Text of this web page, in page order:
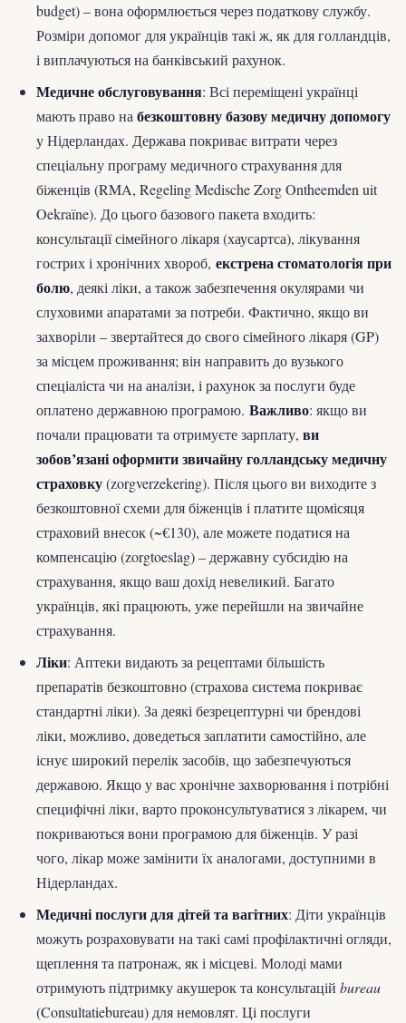
budget) – вона оформлюється через податкову службу.
Розміри допомог для українців такі ж, як для голландців,
і виплачуються на банківський рахунок.
Медичне обслуговування: Всі переміщені українці
мають право на безкоштовну базову медичну допомогу
у Нідерландах. Держава покриває витрати через
спеціальну програму медичного страхування для
біженців (RMA, Regeling Medische Zorg Ontheemden uit
Oekraïne). До цього базового пакета входить:
консультації сімейного лікаря (хаусартса), лікування
гострих і хронічних хвороб, екстрена стоматологія при
болю, деякі ліки, а також забезпечення окулярами чи
слуховими апаратами за потреби. Фактично, якщо ви
захворіли – звертайтеся до свого сімейного лікаря (GP)
за місцем проживання; він направить до вузького
спеціаліста чи на аналізи, і рахунок за послуги буде
оплатено державною програмою. Важливо: якщо ви
почали працювати та отримуєте зарплату, ви
зобов’язані оформити звичайну голландську медичну
страховку(zorgverzekering). Після цього ви виходите з
безкоштовної схеми для біженців і платите щомісяця
страховий внесок (~€130), але можете податися на
компенсацію (zorgtoeslag) – державну субсидію на
страхування, якщо ваш дохід невеликий. Багато
українців, які працюють, уже перейшли на звичайне
страхування.
Ліки: Аптеки видають за рецептами більшість
препаратів безкоштовно (страхова система покриває
стандартні ліки). За деякі безрецептурні чи брендові
ліки, можливо, доведеться заплатити самостійно, але
існує широкий перелік засобів, що забезпечуються
державою. Якщо у вас хронічне захворювання і потрібні
специфічні ліки, варто проконсультуватися з лікарем, чи
покриваються вони програмою для біженців. У разі
чого, лікар може замінити їх аналогами, доступними в
Нідерландах.
Медичні послуги для дітей та вагітних: Діти українців
можуть розраховувати на такі самі профілактичні огляди,
щеплення та патронаж, як і місцеві. Молоді мами
отримують підтримку акушерок та консультацій bureau
(Consultatiebureau) для немовлят. Ці послуги